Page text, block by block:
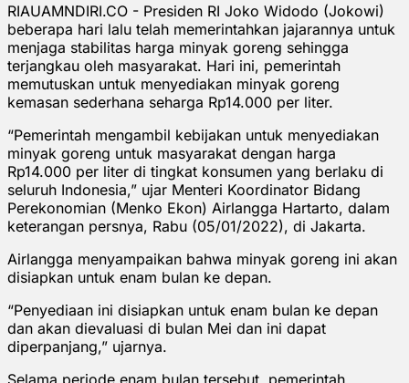
RIAUAMNDIRI.CO - Presiden RI Joko Widodo (Jokowi)
beberapa hari lalu telah memerintahkan jajarannya untuk
menjaga stabilitas harga minyak goreng sehingga
terjangkau oleh masyarakat. Hari ini, pemerintah
memutuskan untuk menyediakan minyak goreng
kemasan sederhana seharga Rp14.000 per liter.
“Pemerintah mengambil kebijakan untuk menyediakan
minyak goreng untuk masyarakat dengan harga
Rp14.000 per liter di tingkat konsumen yang berlaku di
seluruh Indonesia,” ujar Menteri Koordinator Bidang
Perekonomian (Menko Ekon) Airlangga Hartarto, dalam
keterangan persnya, Rabu (05/01/2022), di Jakarta.
Airlangga menyampaikan bahwa minyak goreng ini akan
disiapkan untuk enam bulan ke depan.
“Penyediaan ini disiapkan untuk enam bulan ke depan
dan akan dievaluasi di bulan Mei dan ini dapat
diperpanjang,” ujarnya.
Selama periode enam bulan tersebut, pemerintah